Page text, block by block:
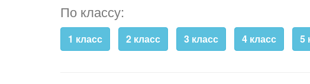
По классу:
1 класс 2 класс 3 класс 4 класс 5